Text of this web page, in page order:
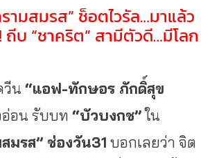
ามสมรส” ช็อตไวรัล…มาแล้ว
ถีบ “ชาคริต” สามีตัวดี…มีโลก
วีน “แอฟ-ทักษอร ภักดิ์สุข
อ่อน รับบท “บัวบงกช”ใน
มรส” ช่องวัน31 บอกเลยว่า จิต